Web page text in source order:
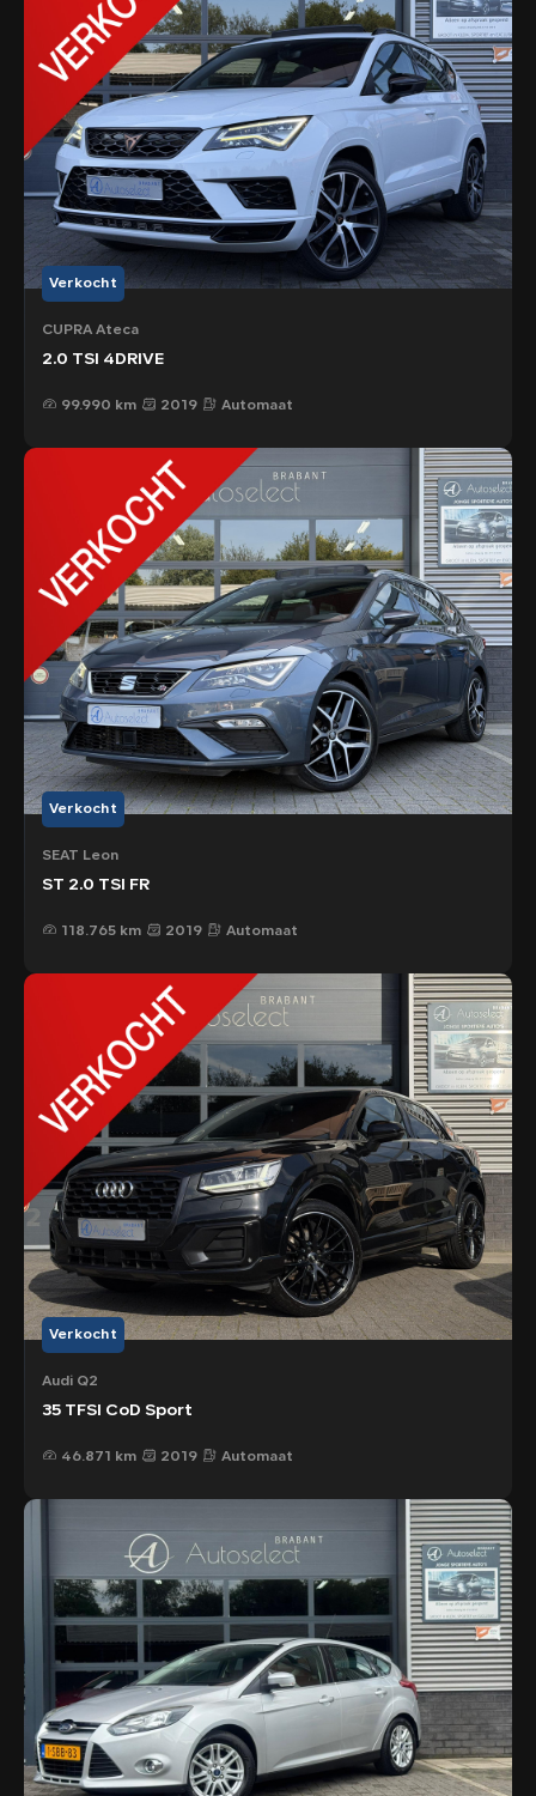
Verkocht
CUPRA Ateca
2.0 TSI 4DRIVE
99.990 km 2019 Automaat
Verkocht
SEAT Leon
ST 2.0 TSI FR
118.765 km 2019 Automaat
Verkocht
Audi Q2
35 TFSI CoD Sport
46.871 km 2019 Automaat